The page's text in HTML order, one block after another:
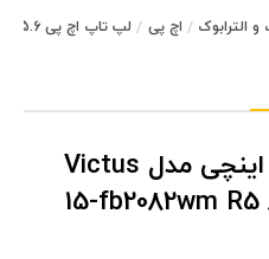
الترابوک اچ پی لپ تاپ اچ پی 15.6 اینچی مدل Victus 15-fb2082wm R5 8645HS 16GB 512GB RTX4050
لپ تاپ اچ پی 15.6 اینچی مدل Victus
15-fb2082wm R5